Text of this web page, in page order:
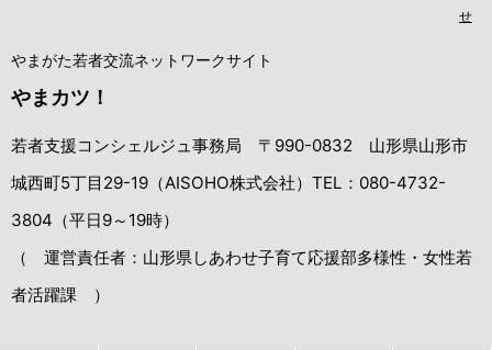
せ
やまがた若者交流ネットワークサイト
やまカツ！
若者支援コンシェルジュ事務局 〒990-0832 山形県山形市
城西町5丁目29-19（AISOHO株式会社）TEL：080-4732-
3804（平日9～19時）
（ 運営責任者：山形県しあわせ子育て応援部多様性・女性若
者活躍課 ）